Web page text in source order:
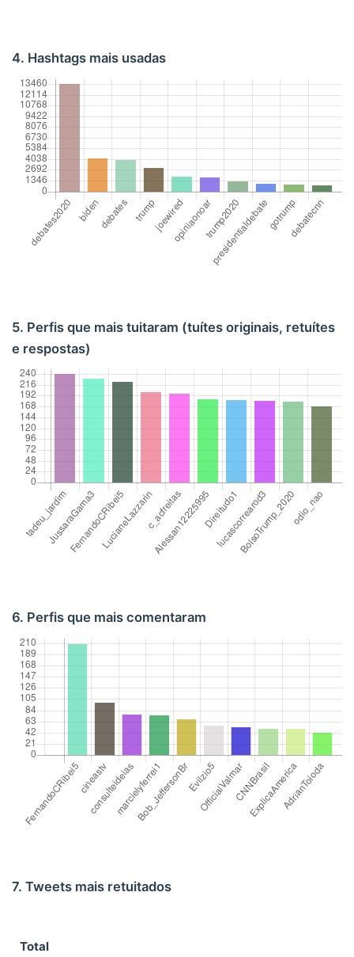
4. Hashtags mais usadas
5. Perfis que mais tuitaram (tuítes originais, retuítes
e respostas)
6. Perfis que mais comentaram
7. Tweets mais retuitados
Total